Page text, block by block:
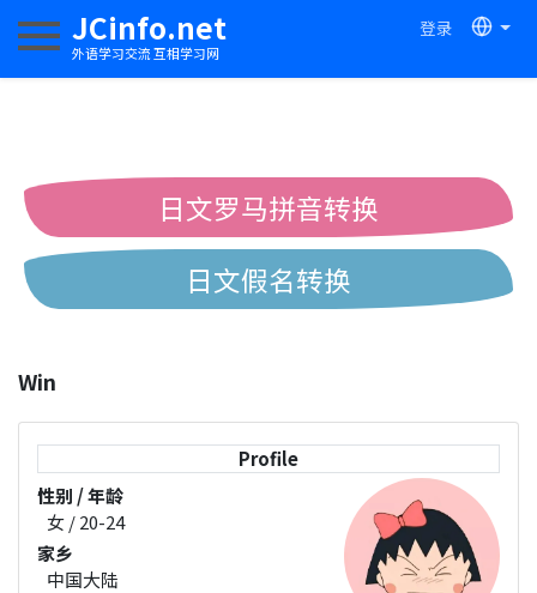
JCinfo.net
外语学习交流 互相学习网
登录
切换导航
日文罗马拼音转换
日文假名转换
中日汉字互换
Win
Profile
性别 / 年龄
女 / 20-24
家乡
中国大陆